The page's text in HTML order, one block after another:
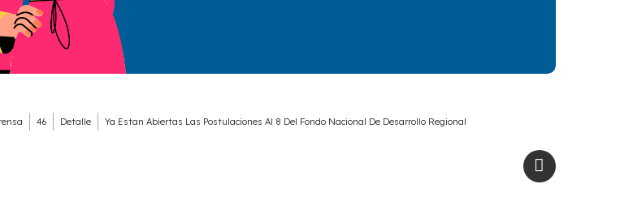
46 Detalle Ya Estan Abiertas Las Postulaciones Al 8 Del Fondo Nacional De Desarrollo Regional